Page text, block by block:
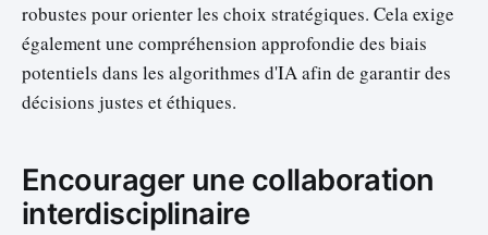
robustes pour orienter les choix stratégiques. Cela exige
également une compréhension approfondie des biais
potentiels dans les algorithmes d'IA afin de garantir des
décisions justes et éthiques.
Encourager une collaboration
interdisciplinaire